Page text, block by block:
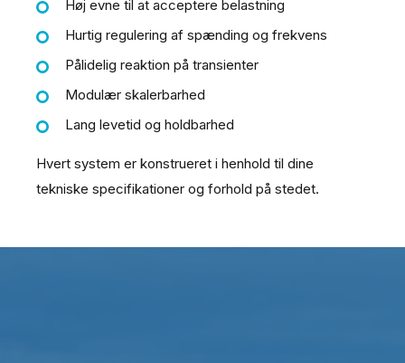
Høj evne til at acceptere belastning
Hurtig regulering af spænding og frekvens
Pålidelig reaktion på transienter
Modulær skalerbarhed
Lang levetid og holdbarhed
Hvert system er konstrueret i henhold til dine
tekniske specifikationer og forhold på stedet.